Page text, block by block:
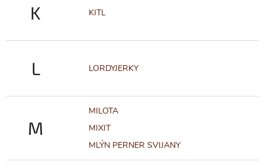
K KITL
L LORDYJERKY
M
MILOTA
MIXIT
MLÝN PERNER SVIJANY